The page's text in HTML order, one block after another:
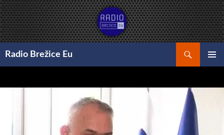
Preskoči
na
vsebino
Radio Brežice Eu